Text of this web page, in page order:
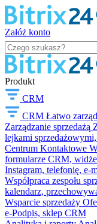
Załóż konto
Produkt
CRM
CRM Łatwo
Zarządzanie sprzedażą
lejkami
Centrum Kontaktowe
formularze CRM,
Instagram, telefonię, e-
Współpraca zespołu
kalendarz,
Wsparcie sprzedaży
e-Podpis, sklep CRM